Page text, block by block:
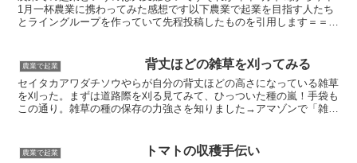
1月一杯農業に携わってみた感想です以下農業で起業を目指す人たち
とライングループを作っていて先程投稿したものを引用します＝＝＝
農業で起業 背丈ほどの雑草を刈ってみる
セイタカアワダチソウやらが自分の背丈ほどの高さになっている雑草
を刈った。まずは道路際を刈る見てみて、ひっついた種の嵐！手袋も
この通り。雑草の種の保存の力強さを知りました→アマゾンで「雑草
農業で起業 トマトの収穫手伝い